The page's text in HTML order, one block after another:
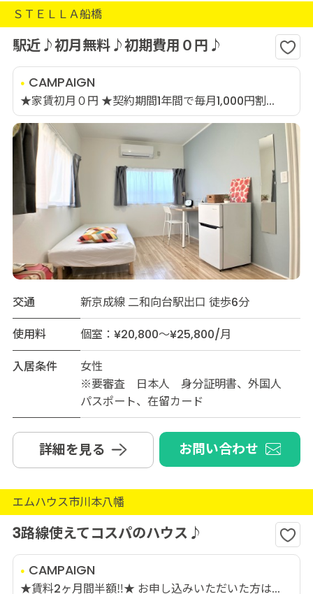
ＳＴＥＬＬＡ船橋
駅近♪初月無料♪初期費用０円♪
CAMPAIGN
★家賃初月０円 ★契約期間1年間で毎月1,000円割...
交通
新京成線 二和向台駅出口 徒歩6分
使用料
個室：¥20,800～¥25,800/月
入居条件
女性
※要審査 日本人 身分証明書、外国人
パスポート、在留カード
詳細を見る お問い合わせ
エムハウス市川本八幡
3路線使えてコスパのハウス♪
CAMPAIGN
★賃料2ヶ月間半額‼★ お申し込みいただいた方は...